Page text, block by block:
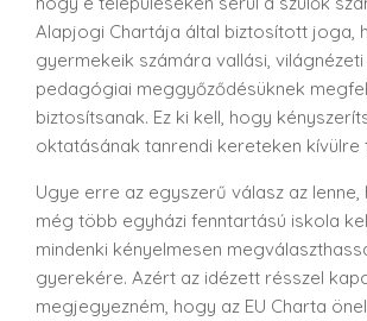
Alapjogi Chartája által biztosított joga,
gyermekeik számára vallási,
pedagógiai meggyőződésüknek
biztosítsanak. Ez ki kell, hogy
oktatásának tanrendi kereteken kívülre
Ugye erre az egyszerű válasz az
még több egyházi fenntartású iskola
mindenki kényelmesen
gyerekére. Azért az idézett résszel
megjegyezném, hogy az EU Charta